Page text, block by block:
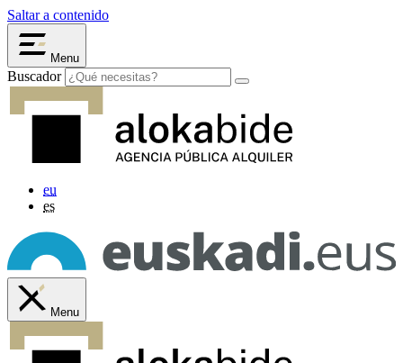
Saltar a contenido
Menu
Buscador
eu
es
Menu